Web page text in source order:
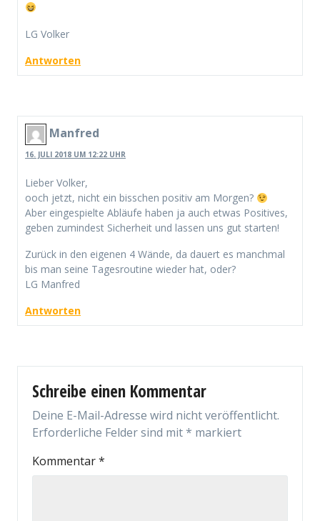
LG Volker
Antworten
Manfred
16. JULI 2018 UM 12:22 UHR
Lieber Volker,
ooch jetzt, nicht ein bisschen positiv am Morgen?
Aber eingespielte Abläufe haben ja auch etwas Positives,
geben zumindest Sicherheit und lassen uns gut starten!
Zurück in den eigenen 4 Wände, da dauert es manchmal
bis man seine Tagesroutine wieder hat, oder?
LG Manfred
Antworten
Schreibe einen Kommentar
Deine E-Mail-Adresse wird nicht veröffentlicht.
Erforderliche Felder sind mit* markiert
Kommentar*